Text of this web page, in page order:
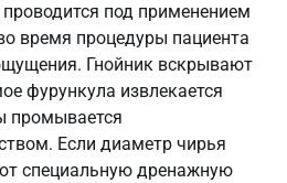
под применением
время процедуры пациента
Гнойник вскрывают
фурункула извлекается
промывается
Если диаметр чирья
специальную дренажную